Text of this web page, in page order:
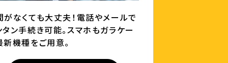
がなくても大丈夫！電話やメールで
タン手続き可能。スマホもガラケー
新機種をご用意。